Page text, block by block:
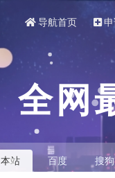
导航首页 申
全网
本站 百度 搜狗